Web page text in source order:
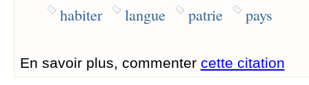
habiter langue patrie pays
En savoir plus, commenter cette citation